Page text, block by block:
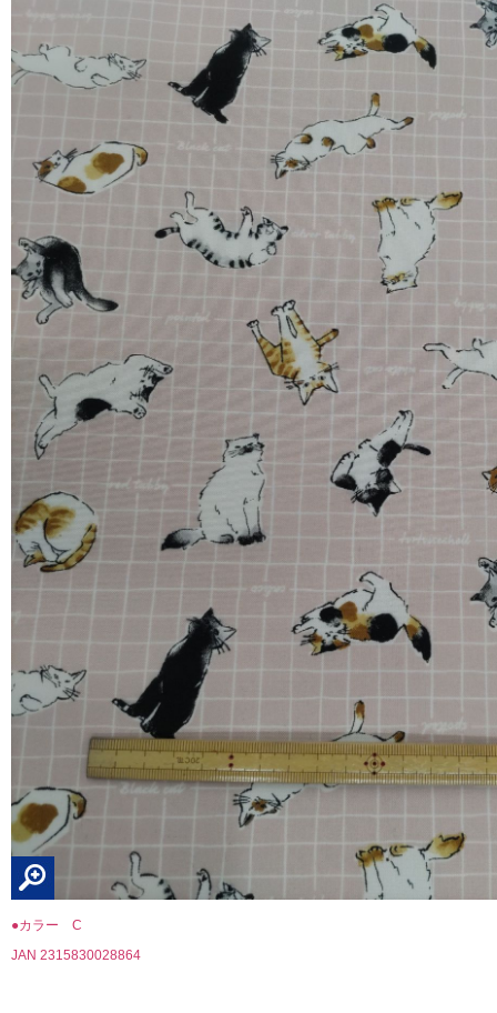
●カラー C
JAN 2315830028864